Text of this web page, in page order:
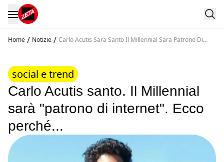
Home / Notizie / Carlo Acutis Sara Santo Il Millennial Sara Patrono Di
social e trend
Carlo Acutis santo. Il Millennial
sarà "patrono di internet". Ecco
perché...